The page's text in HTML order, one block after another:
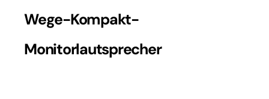
Wege-Kompakt-
Monitorlautsprecher